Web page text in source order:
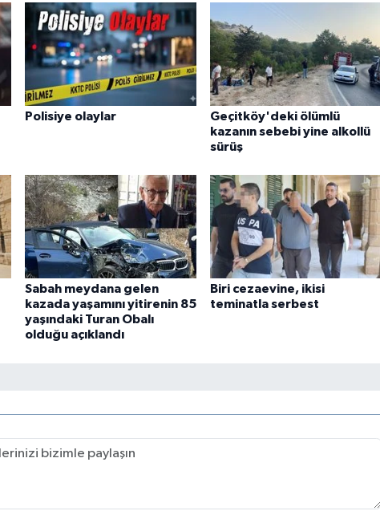
Polisiye olaylar
Geçitköy'deki ölümlü
kazanın sebebi yine alkollü
sürüş
Sabah meydana gelen
kazada yaşamını yitirenin 85
yaşındaki Turan Obalı
olduğu açıklandı
Biri cezaevine, ikisi
teminatla serbest